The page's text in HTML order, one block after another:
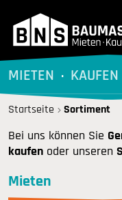
MIETEN KAUFEN
Startseite Sortiment
Bei uns können Sie
kaufen oder unseren
Mieten